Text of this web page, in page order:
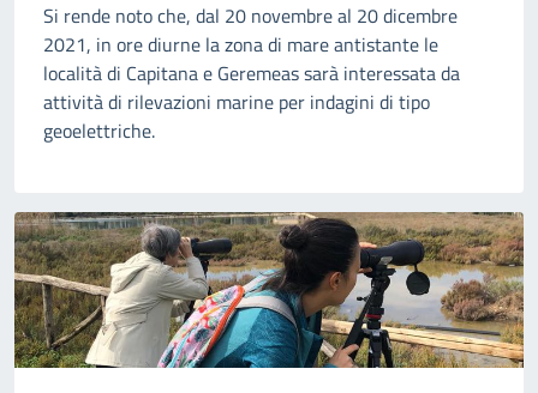
Si rende noto che, dal 20 novembre al 20 dicembre
2021, in ore diurne la zona di mare antistante le
località di Capitana e Geremeas sarà interessata da
attività di rilevazioni marine per indagini di tipo
geoelettriche.